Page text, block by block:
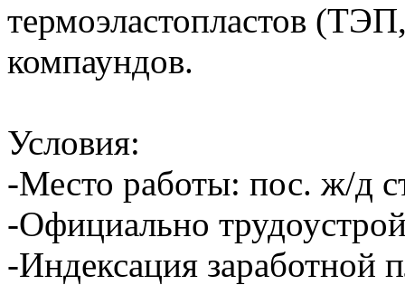
термоэластопластов
компаундов.
Условия:
-Место работы: пос. ж/д
-Официально
-Индексация заработной